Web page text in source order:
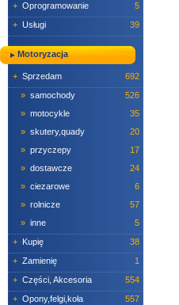
+ Oprogramowanie
5
+ Usługi 39
Motoryzacja
+ Sprzedam
692
» samochody
526
» motocykle
35
» skutery,quady
20
» przyczepy
17
» dostawcze
24
» ciezarowe
6
» rolnicze
57
» inne
5
+ Kupię
38
+ Zamienię
1
+ Części, Akcesoria
554
+ Opony,felgi,koła
557